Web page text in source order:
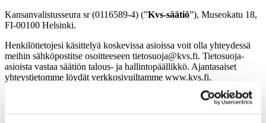
Kansanvalistusseura sr (0116589-4) (”Kvs-säätiö”), Museokatu 18,
FI-00100 Helsinki.
Henkilötietojesi käsittelyä koskevissa asioissa voit olla yhteydessä
meihin sähköpostitse osoitteeseen tietosuoja@kvs.fi. Tietosuoja-
asioista vastaa säätiön talous- ja hallintopäällikkö. Ajantasaiset
yhteystietomme löydät verkkosivuiltamme www.kvs.fi.